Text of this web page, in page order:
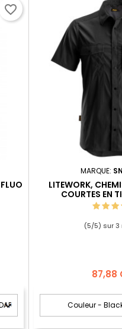
favorite_border
MARQUE:
LITEWORK,
COURTES EN
(5/5) sur3
Prix
87,88